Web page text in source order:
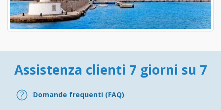
Assistenza clienti 7 giorni su 7
Domande frequenti (FAQ)